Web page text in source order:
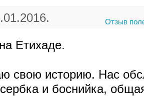
Отзыв
Етихаде.
свою историю. Нас
и боснийка,